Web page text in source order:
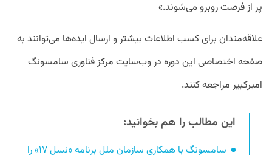
پر از فرصت‌ روبرو می‌شوند.»
علاقه‌مندان برای کسب اطلاعات بیشتر و ارسال ایده‌ها می‌توانند به
صفحه اختصاصی این دوره در وب‌سایت مرکز فناوری سامسونگ
امیرکبیر مراجعه کنند.
این مطالب را هم بخوانید:
سامسونگ با همکاری سازمان ملل برنامه «نسل ۱۷» را